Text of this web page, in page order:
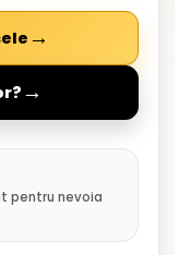
→
→
pentru nevoia